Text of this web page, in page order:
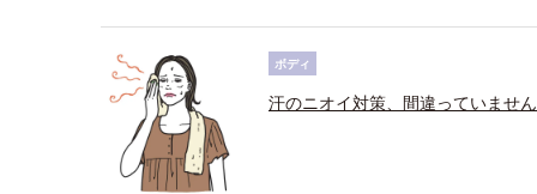
ボディ
汗のニオイ対策、間違っていませ